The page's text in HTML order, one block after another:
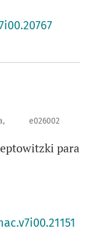
e026002
para